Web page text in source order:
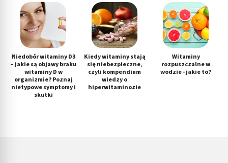
Niedobór witaminy D3
– jakie są objawy braku
witaminy D w
organizmie? Poznaj
nietypowe symptomy i
skutki
Kiedy witaminy stają
się niebezpieczne,
czyli kompendium
wiedzy o
hiperwitaminozie
Witaminy
rozpuszczalne w
wodzie - jakie to?